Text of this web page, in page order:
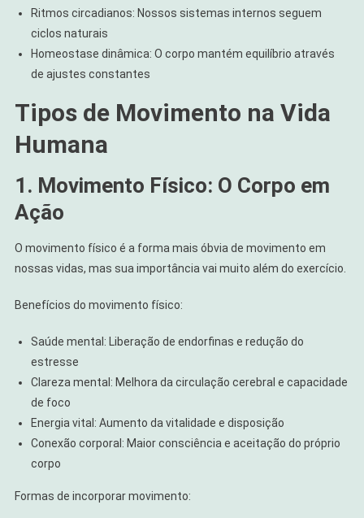
Ritmos circadianos: Nossos sistemas internos seguem
ciclos naturais
Homeostase dinâmica: O corpo mantém equilíbrio através
de ajustes constantes
Tipos de Movimento na Vida
Humana
1. Movimento Físico: O Corpo em
Ação
O movimento físico é a forma mais óbvia de movimento em
nossas vidas, mas sua importância vai muito além do exercício.
Benefícios do movimento físico:
Saúde mental: Liberação de endorfinas e redução do
estresse
Clareza mental: Melhora da circulação cerebral e capacidade
de foco
Energia vital: Aumento da vitalidade e disposição
Conexão corporal: Maior consciência e aceitação do próprio
corpo
Formas de incorporar movimento: